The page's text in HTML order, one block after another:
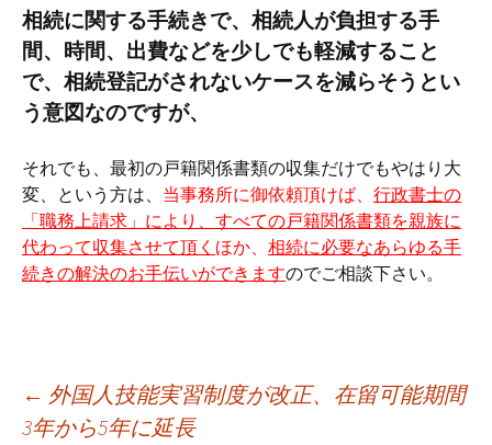
相続に関する手続きで、相続人が負担する手
間、時間、出費などを少しでも軽減すること
で、相続登記がされないケースを減らそうとい
う意図なのですが、
それでも、最初の戸籍関係書類の収集だけでもやはり大
変、という方は、 当事務所に御依頼頂けば、 行政書士の
「職務上請求」により、すべての戸籍関係書類を親族に
代わって収集させて頂く ほか、 相続に必要なあらゆる手
続きの解決のお手伝いができますのでご相談下さい。
投
← 外国人技能実習制度が改正、在留可能期間
3年から5年に延長